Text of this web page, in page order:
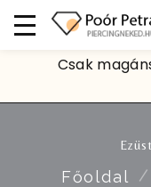
Csak
Főoldal